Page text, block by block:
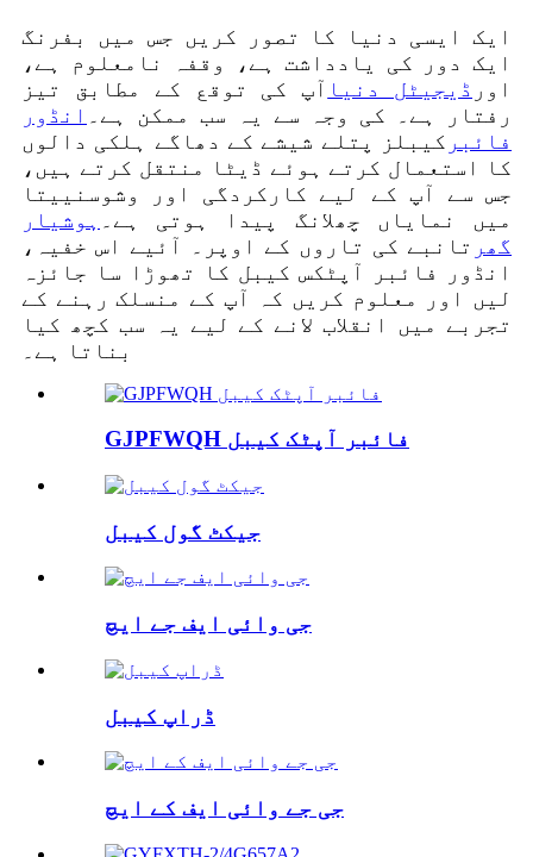
ایک ایسی دنیا کا تصور کریں جس میں بفرنگ
ایک دور کی یادداشت ہے، وقفہ نامعلوم ہے،
اور ڈیجیٹل دنیا آپ کی توقع کے مطابق تیز
رفتار ہے۔ کی وجہ سے یہ سب ممکن ہے۔ انڈور
فائبر کیبلز پتلے شیشے کے دھاگے ہلکی دالوں
کا استعمال کرتے ہوئے ڈیٹا منتقل کرتے ہیں،
جس سے آپ کے لیے کارکردگی اور وشوسنییتا
میں نمایاں چھلانگ پیدا ہوتی ہے۔ ہوشیار
گھر تانبے کی تاروں کے اوپر۔ آئیے اس خفیہ،
انڈور فائبر آپٹکس کیبل کا تھوڑا سا جائزہ
لیں اور معلوم کریں کہ آپ کے منسلک رہنے کے
تجربے میں انقلاب لانے کے لیے یہ سب کچھ کیا
بناتا ہے۔
GJPFWQH فائبر آپٹک کیبل
جیکٹ گول کیبل
جی وائی ایف جے ایچ
ڈراپ کیبل
جی جے وائی ایف کے ایچ